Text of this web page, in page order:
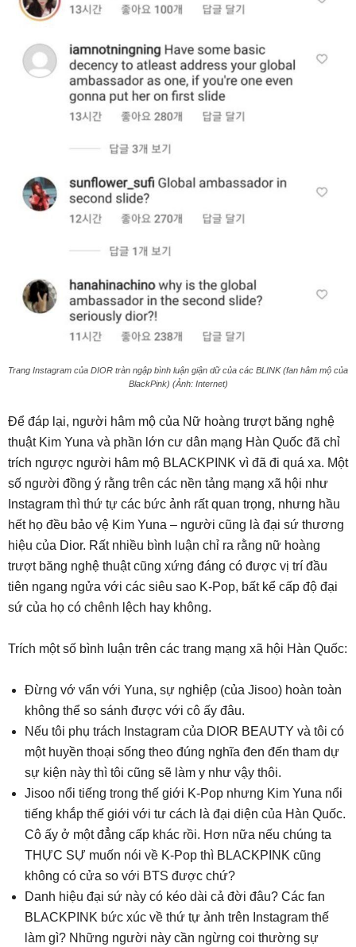
Trang Instagram của DIOR tràn ngập bình luận giận dữ của các BLINK (fan hâm mộ của
BlackPink) (Ảnh: Internet)
Để đáp lại, người hâm mộ của Nữ hoàng trượt băng nghệ
thuật Kim Yuna và phần lớn cư dân mạng Hàn Quốc đã chỉ
trích ngược người hâm mộ BLACKPINK vì đã đi quá xa. Một
số người đồng ý rằng trên các nền tảng mạng xã hội như
Instagram thì thứ tự các bức ảnh rất quan trọng, nhưng hầu
hết họ đều bảo vệ Kim Yuna – người cũng là đại sứ thương
hiệu của Dior. Rất nhiều bình luận chỉ ra rằng nữ hoàng
trượt băng nghệ thuật cũng xứng đáng có được vị trí đầu
tiên ngang ngửa với các siêu sao K-Pop, bất kể cấp độ đại
sứ của họ có chênh lệch hay không.
Trích một số bình luận trên các trang mạng xã hội Hàn Quốc:
Đừng vớ vẩn với Yuna, sự nghiệp (của Jisoo) hoàn toàn
không thể so sánh được với cô ấy đâu.
Nếu tôi phụ trách Instagram của DIOR BEAUTY và tôi có
một huyền thoại sống theo đúng nghĩa đen đến tham dự
sự kiện này thì tôi cũng sẽ làm y như vậy thôi.
Jisoo nổi tiếng trong thế giới K-Pop nhưng Kim Yuna nổi
tiếng khắp thế giới với tư cách là đại diện của Hàn Quốc.
Cô ấy ở một đẳng cấp khác rồi. Hơn nữa nếu chúng ta
THỰC SỰ muốn nói về K-Pop thì BLACKPINK cũng
không có cửa so với BTS được chứ?
Danh hiệu đại sứ này có kéo dài cả đời đâu? Các fan
BLACKPINK bức xúc về thứ tự ảnh trên Instagram thế
làm gì? Những người này cần ngừng coi thường sự